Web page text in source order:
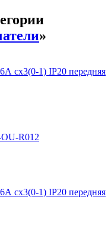
»
сх3(0-1) IP20 передняя
R012
сх3(0-1) IP20 передняя